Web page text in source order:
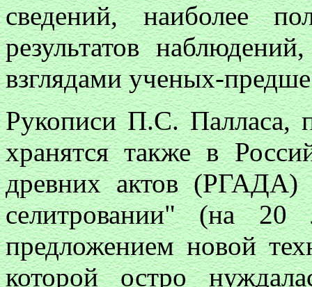
сведений, наиболее
результатов
взглядами ученых-
Рукописи П.С. Палласа,
хранятся также в
древних актов
селитровании" (на
предложением новой
которой остро